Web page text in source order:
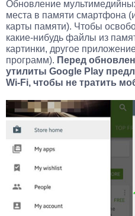
Обновление
места в памяти смартфона
карты памяти). Чтобы
какие-нибудь файлы из
картинки, другое
программ). Перед
утилиты Google Play
Wi-Fi, чтобы не тратить